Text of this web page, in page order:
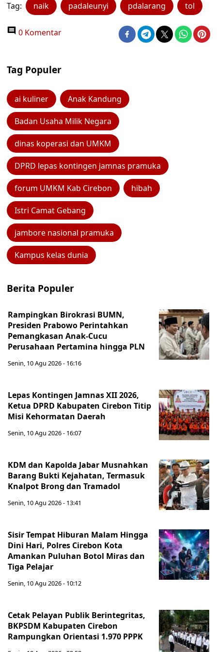
Tag: naik padaleunyi pdalarang tol
0 Komentar
Tag Populer
ai kuliner Anak Kandung
Badan Usaha Milik Negara
dinas koperasi dan UMKM
DPRD lepas kontingen jamnas pramuka
forum UMKM Kab Cirebon hibah
Istri Camat Gebang
jambore nasional pramuka
Kampus kelas dunia
Berita Populer
Rampingkan Birokrasi BUMN,
Presiden Prabowo Perintahkan
Pemangkasan Anak-Cucu
Perusahaan Pertamina hingga PLN
Senin, 10 Agu 2026 - 16:16
Lepas Kontingen Jamnas XII 2026,
Ketua DPRD Kabupaten Cirebon Titip
Misi Kehormatan Daerah
Senin, 10 Agu 2026 - 16:07
KDM dan Kapolda Jabar Musnahkan
Barang Bukti Kejahatan, Termasuk
Knalpot Brong dan Tramadol
Senin, 10 Agu 2026 - 13:41
Sisir Tempat Hiburan Malam Hingga
Dini Hari, Polres Cirebon Kota
Amankan Puluhan Botol Miras dan
Tiga Pelajar
Senin, 10 Agu 2026 - 10:12
Cetak Pelayan Publik Berintegritas,
BKPSDM Kabupaten Cirebon
Rampungkan Orientasi 1.970 PPPK